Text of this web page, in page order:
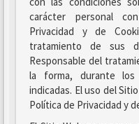
carácter personal
Privacidad y de
tratamiento de sus
Responsable del
la forma, durante
indicadas. El uso del
Política de Privacidad y